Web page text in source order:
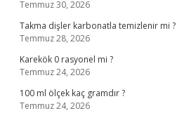
Temmuz 30, 2026
Takma dişler karbonatla temizlenir mi ?
Temmuz 28, 2026
Karekök 0 rasyonel mi ?
Temmuz 24, 2026
100 ml ölçek kaç gramdır ?
Temmuz 24, 2026